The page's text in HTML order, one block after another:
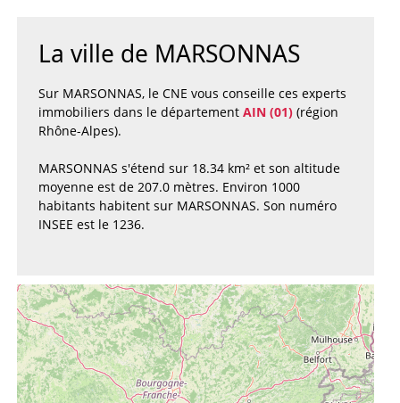
La ville de MARSONNAS
Sur MARSONNAS, le CNE vous conseille ces experts
immobiliers dans le département AIN (01)(région
Rhône-Alpes).
MARSONNAS s'étend sur 18.34 km² et son altitude
moyenne est de 207.0 mètres. Environ 1000
habitants habitent sur MARSONNAS. Son numéro
INSEE est le 1236.